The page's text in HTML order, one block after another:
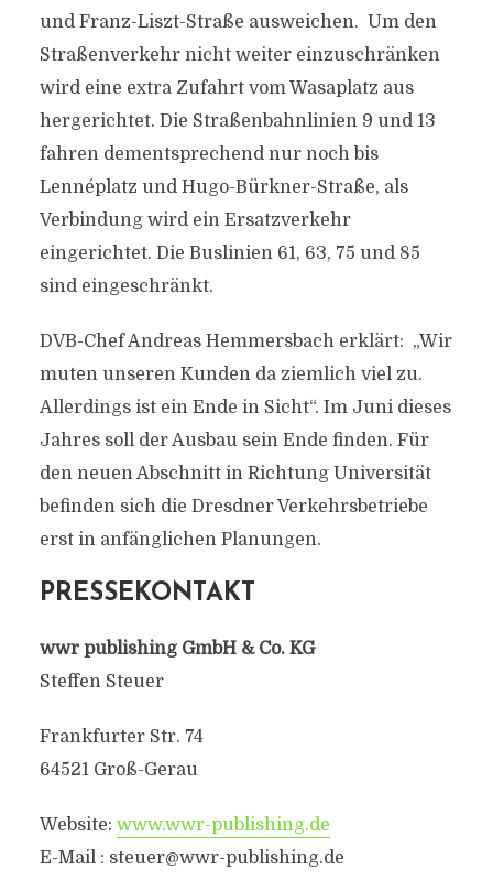
und Franz-Liszt-Straße ausweichen. Um den
Straßenverkehr nicht weiter einzuschränken
wird eine extra Zufahrt vom Wasaplatz aus
hergerichtet. Die Straßenbahnlinien 9 und 13
fahren dementsprechend nur noch bis
Lennéplatz und Hugo-Bürkner-Straße, als
Verbindung wird ein Ersatzverkehr
eingerichtet. Die Buslinien 61, 63, 75 und 85
sind eingeschränkt.
DVB-Chef Andreas Hemmersbach erklärt: „Wir
muten unseren Kunden da ziemlich viel zu.
Allerdings ist ein Ende in Sicht“. Im Juni dieses
Jahres soll der Ausbau sein Ende finden. Für
den neuen Abschnitt in Richtung Universität
befinden sich die Dresdner Verkehrsbetriebe
erst in anfänglichen Planungen.
PRESSEKONTAKT
wwr publishing GmbH & Co. KG
Steffen Steuer
Frankfurter Str. 74
64521 Groß-Gerau
Website: www.wwr-publishing.de
E-Mail : steuer@wwr-publishing.de